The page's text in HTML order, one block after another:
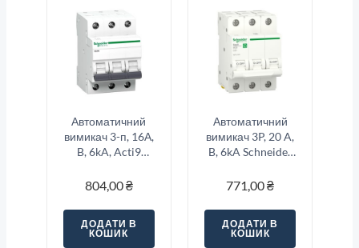
Автоматичний
вимикач 3-п, 16А,
B, 6kA, Acti9
Electric
804,00₴
ДОДАТИ В
КОШИК
Автоматичний
вимикач 3P, 20 A,
B, 6kA Schneider
771,00₴
ДОДАТИ В
КОШИК